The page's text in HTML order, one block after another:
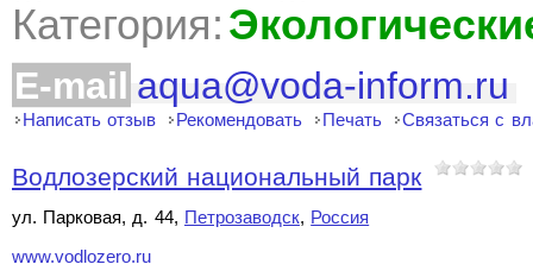
Категория:
E-mail aqua@voda-inform.ru
Написать отзыв Рекомендовать Печать Связаться с
Водлозерский национальный парк
ул. Парковая, д. 44, Петрозаводск, Россия
www.vodlozero.ru